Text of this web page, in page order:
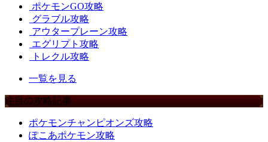
ポケモンGO攻略
グラブル攻略
アウタープレーン攻略
エグリプト攻略
トレクル攻略
一覧を見る
注目の攻略記事
ポケモンチャンピオンズ攻略
ぽこあポケモン攻略